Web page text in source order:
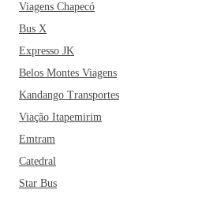
Viagens Chapecó
Bus X
Expresso JK
Belos Montes Viagens
Kandango Transportes
Viação Itapemirim
Emtram
Catedral
Star Bus